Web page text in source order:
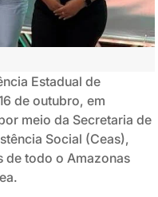
Estadual de
de outubro, em
meio da Secretaria de
Social (Ceas),
de todo o Amazonas